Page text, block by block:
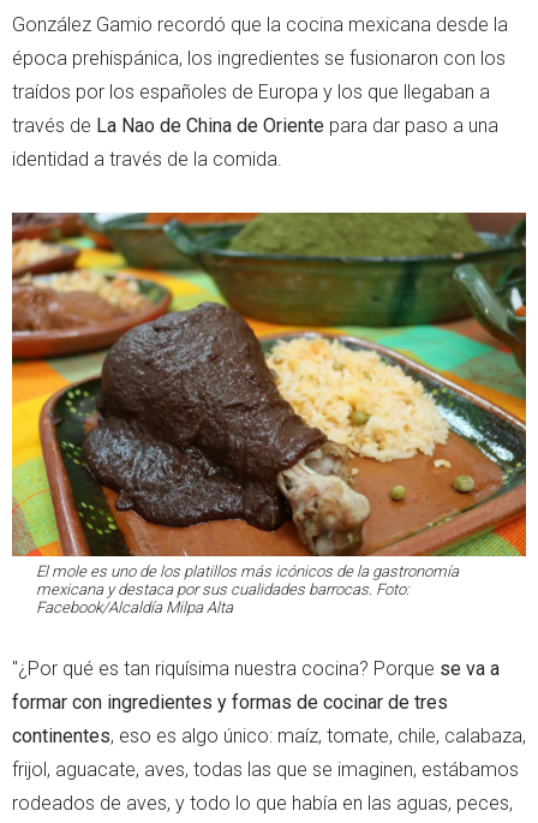
González Gamio recordó que la cocina mexicana desde la
época prehispánica, los ingredientes se fusionaron con los
traídos por los españoles de Europa y los que llegaban a
través de La Nao de China de Oriente para dar paso a una
identidad a través de la comida.
El mole es uno de los platillos más icónicos de la gastronomía
mexicana y destaca por sus cualidades barrocas. Foto:
Facebook/Alcaldía Milpa Alta
"¿Por qué es tan riquísima nuestra cocina? Porque se va a
formar con ingredientes y formas de cocinar de tres
continentes, eso es algo único: maíz, tomate, chile, calabaza,
frijol, aguacate, aves, todas las que se imaginen, estábamos
rodeados de aves, y todo lo que había en las aguas, peces,